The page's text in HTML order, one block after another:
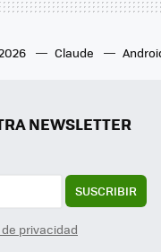
Claude
NEWSLETTER
SUSCRIBIR
privacidad